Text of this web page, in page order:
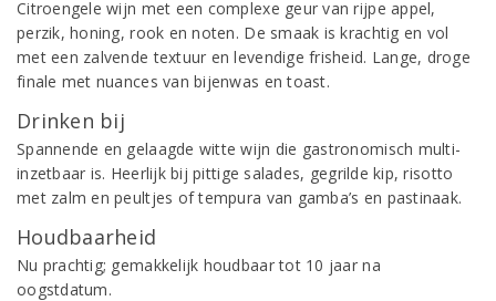
Citroengele wijn met een complexe geur van rijpe appel,
perzik, honing, rook en noten. De smaak is krachtig en vol
met een zalvende textuur en levendige frisheid. Lange, droge
finale met nuances van bijenwas en toast.
Drinken bij
Spannende en gelaagde witte wijn die gastronomisch multi-
inzetbaar is. Heerlijk bij pittige salades, gegrilde kip, risotto
met zalm en peultjes of tempura van gamba’s en pastinaak.
Houdbaarheid
Nu prachtig; gemakkelijk houdbaar tot 10 jaar na
oogstdatum.